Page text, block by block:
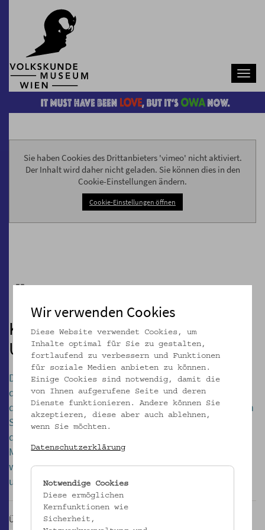
Sie haben Cookies des Drittanbieters 'vimeo' nicht aktiviert.
Der Inhalt wird daher nicht geladen. Sie können dies in den
Cookie-Einstellungen ändern.
Cookie-Einstellungen öffnen
KULTUR UND RELIGION –
UN/TRENNBAR?
Die Unterscheidung von Kultur und Religion war eine
der Interviewfragen, die die Schüler*innen am Beginn
des Projekts für das Modul „Schüler*innen interviewen
Schüler*innen“ entwickelten. Einen Projekttag lang
diskutierten sie, welche Themen ihnen als
Muslim*innen und Nicht-Muslim*innen wichtig waren:
was sie voneinander wissen und worüber sie sich
untereinander austauschen wollten.
Über die Unterscheidung von Kultur und Religion wollten
Wir verwenden Cookies
Diese Website verwendet Cookies, um
Inhalte optimal für Sie zu gestalten,
fortlaufend zu verbessern und Funktionen
für soziale Medien anbieten zu können.
Einige Cookies sind notwendig, damit die
von Ihnen aufgerufene Seite und deren
Dienste funktionieren. Andere können Sie
akzeptieren, diese aber auch ablehnen,
wenn Sie möchten.
Datenschutzerklärung
Notwendige Cookies
Diese ermöglichen
Kernfunktionen wie
Sicherheit,